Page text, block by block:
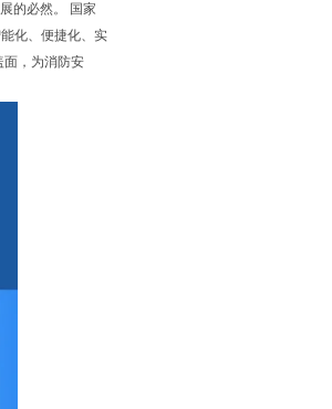
的必然。 国家
化、便捷化、实
面，为消防安